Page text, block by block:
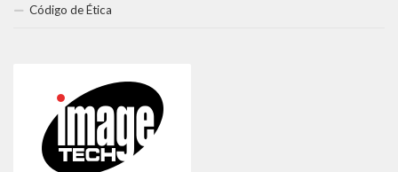
Código de Ética